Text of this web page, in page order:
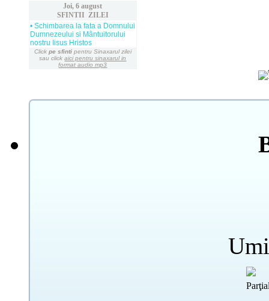
Joi, 6 august
SFINTII ZILEI
• Schimbarea la fata a Domnului
Dumnezeului si Mântuitorului
nostru Iisus Hristos
Click pe sfinti pentru Sinaxarul zilei
sau clickaici pentru sinaxarul in
format audio mp3